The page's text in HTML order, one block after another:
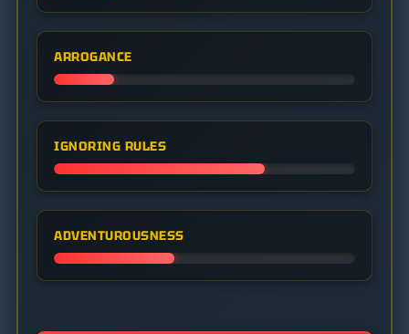
ARROGANCE
IGNORING RULES
ADVENTUROUSNESS